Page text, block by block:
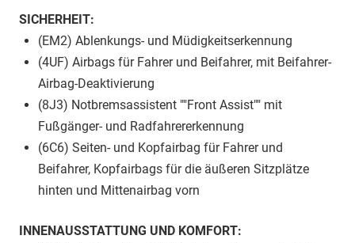
SICHERHEIT:
(EM2) Ablenkungs- und Müdigkeitserkennung
(4UF) Airbags für Fahrer und Beifahrer, mit Beifahrer-
Airbag-Deaktivierung
(8J3) Notbremsassistent ""Front Assist"" mit
Fußgänger- und Radfahrererkennung
(6C6) Seiten- und Kopfairbag für Fahrer und
Beifahrer, Kopfairbags für die äußeren Sitzplätze
hinten und Mittenairbag vorn
INNENAUSSTATTUNG UND KOMFORT: